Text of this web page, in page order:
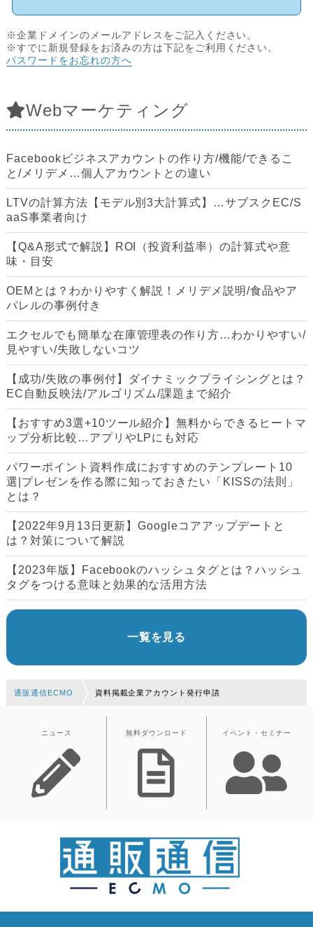
※企業ドメインのメールアドレスをご記入ください。
※すでに新規登録をお済みの方は下記をご利用ください。
パスワードをお忘れの方へ
Webマーケティング
Facebookビジネスアカウントの作り方/機能/できるこ
と/メリデメ…個人アカウントとの違い
LTVの計算方法【モデル別3大計算式】…サブスクEC/S
aaS事業者向け
【Q&A形式で解説】ROI（投資利益率）の計算式や意
味・目安
OEMとは？わかりやすく解説！メリデメ説明/食品やア
パレルの事例付き
エクセルでも簡単な在庫管理表の作り方…わかりやすい/
見やすい/失敗しないコツ
【成功/失敗の事例付】ダイナミックプライシングとは？
EC自動反映法/アルゴリズム/課題まで紹介
【おすすめ3選+10ツール紹介】無料からできるヒートマ
ップ分析比較…アプリやLPにも対応
パワーポイント資料作成におすすめのテンプレート10
選|プレゼンを作る際に知っておきたい「KISSの法則」
とは？
【2022年9月13日更新】Googleコアアップデートと
は？対策について解説
【2023年版】Facebookのハッシュタグとは？ハッシュ
タグをつける意味と効果的な活用方法
一覧を見る
通販通信ECMO 資料掲載企業アカウント発行申請
ニュース 無料ダウンロード イベント・セミナー